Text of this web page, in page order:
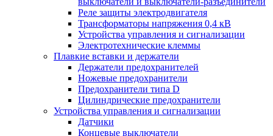
Реле защиты электродвигателя
Трансформаторы напряжения 0,4 кВ
Устройства управления и сигнализации
Электротехнические клеммы
Плавкие вставки и держатели
Держатели предохранителей
Ножевые предохранители
Предохранители типа D
Цилиндрические предохранители
Устройства управления и сигнализации
Датчики
Концевые выключатели